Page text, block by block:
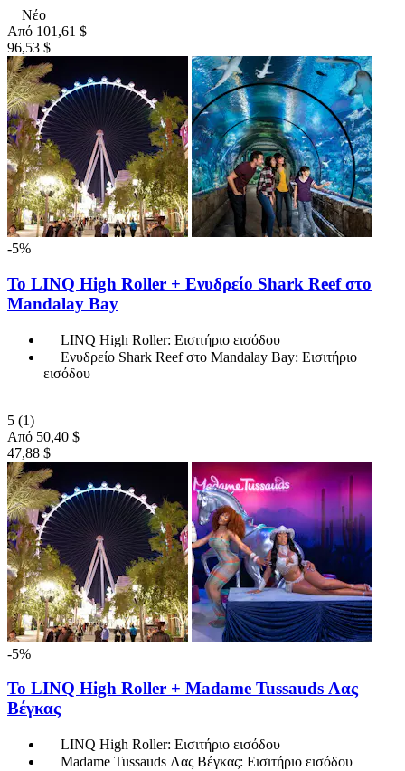
Νέο
Από 101,61 $
96,53 $
-5%
Το LINQ High Roller + Ενυδρείο Shark Reef στο
Mandalay Bay
LINQ High Roller: Εισιτήριο εισόδου
Ενυδρείο Shark Reef στο Mandalay Bay: Εισιτήριο
εισόδου
5 (1)
Από 50,40 $
47,88 $
-5%
Το LINQ High Roller + Madame Tussauds Λας
Βέγκας
LINQ High Roller: Εισιτήριο εισόδου
Madame Tussauds Λας Βέγκας: Εισιτήριο εισόδου